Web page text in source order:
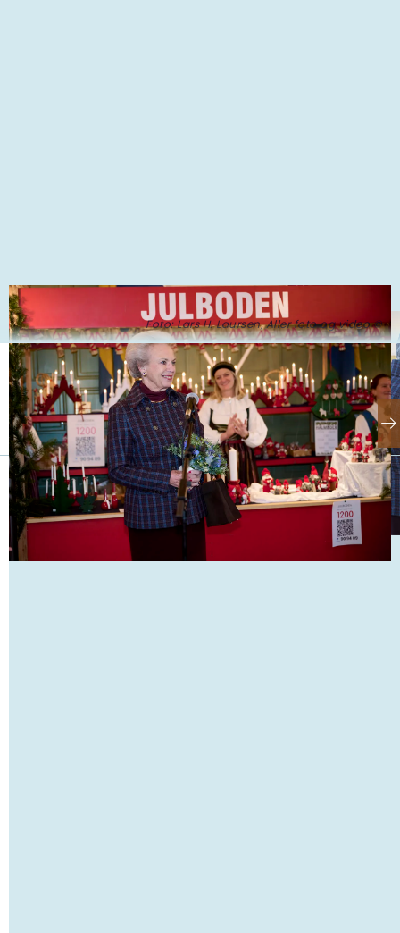
Foto: Lars H. Laursen, Aller foto og video ©
Se også